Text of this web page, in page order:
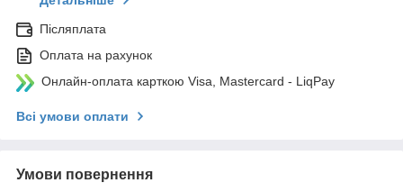
Післяплата
Оплата на рахунок
Онлайн-оплата карткою Visa, Mastercard - LiqPay
Всі умови оплати
Умови повернення